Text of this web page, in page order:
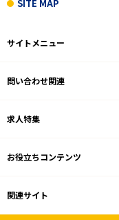
フリーワード
SITE MAP
サイトメニュー
問い合わせ関連
求人特集
お役立ちコンテンツ
関連サイト